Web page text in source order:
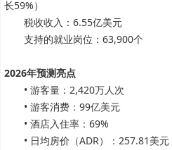
长59%）
税收收入：6.55亿美元
支持的就业岗位：63,900个
2026年预测亮点
• 游客量：2,420万人次
• 游客消费：99亿美元
• 酒店入住率：69%
• 日均房价（ADR）：257.81美元